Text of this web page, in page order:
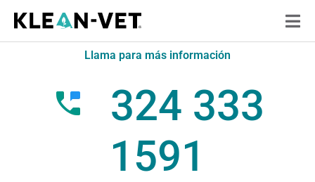
Llama para más información
324 333
1591